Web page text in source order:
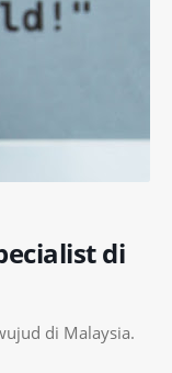
di
di Malaysia.